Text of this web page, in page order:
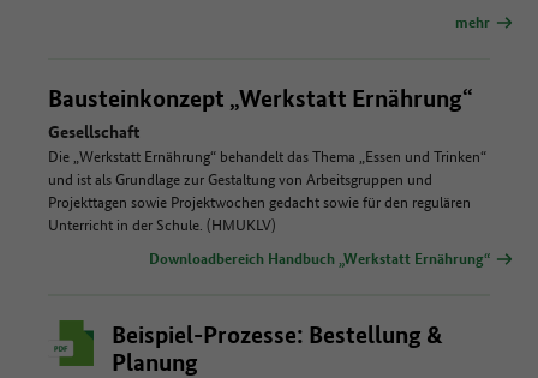
mehr
Bausteinkonzept „Werkstatt Ernährung“
Gesellschaft
Die „Werkstatt Ernährung“ behandelt das Thema „Essen und Trinken“
und ist als Grundlage zur Gestaltung von Arbeitsgruppen und
Projekttagen sowie Projektwochen gedacht sowie für den regulären
Unterricht in der Schule. (HMUKLV)
Downloadbereich Handbuch „Werkstatt Ernährung“
Beispiel-Prozesse: Bestellung &
Planung